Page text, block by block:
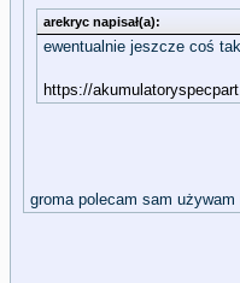
arekryc napisał(a):
ewentualnie jeszcze coś
https://
groma polecam sam